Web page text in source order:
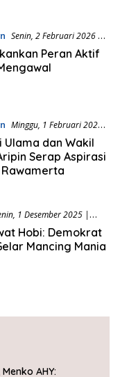
Senin, 2 Februari 2026 |
Peran Aktif
Minggu, 1 Februari 2026 |
Ulama dan Wakil
Serap Aspirasi
Rawamerta
1 Desember 2025 |
Hobi: Demokrat
Mancing Mania
AHY: